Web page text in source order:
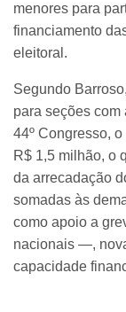
menores para
financiamento
eleitoral.
Segundo
para seções
44º Congresso,
R$ 1,5 milhão, o
da arrecadação
somadas às
como apoio a
nacionais —,
capacidade